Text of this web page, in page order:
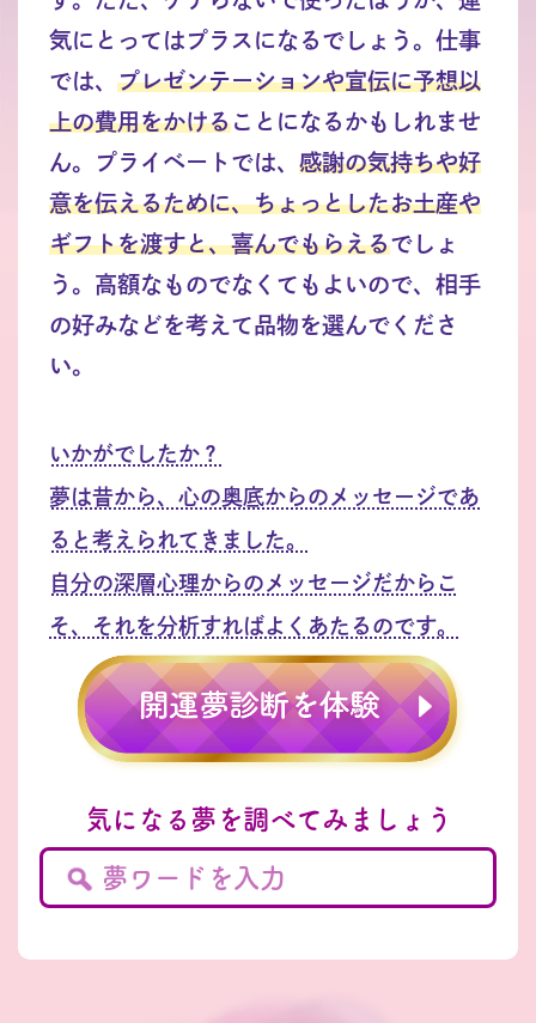
気にとってはプラスになるでしょう。仕事
では、 プレゼンテーションや宣伝に予想以
上の費用をかけることになるかもしれませ
ん。プライベートでは、 感謝の気持ちや好
意を伝えるために、ちょっとしたお土産や
ギフトを渡すと、喜んでもらえるでしょ
う。高額なものでなくてもよいので、相手
の好みなどを考えて品物を選んでくださ
い。
いかがでしたか？
夢は昔から、心の奥底からのメッセージであ
ると考えられてきました。
自分の深層心理からのメッセージだからこ
そ、それを分析すればよくあたるのです。
気になる夢を調べてみましょう